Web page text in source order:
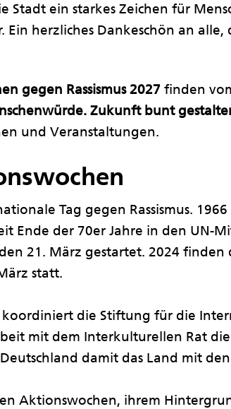
Stadt ein starkes Zeichen für
Ein herzliches Dankeschön an
gegen Rassismus 2027 finden
Zukunft bunt
und Veranstaltungen.
Tag gegen Rassismus.
Ende der 70er Jahre in den UN-
21. März gestartet. 2024
statt.
die Stiftung für die
mit dem Interkulturellen Rat
Deutschland damit das Land mit
Aktionswochen, ihrem